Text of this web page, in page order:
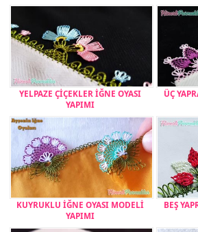
YELPAZE ÇİÇEKLER İĞNE OYASI
YAPIMI
ÜÇ
KUYRUKLU İĞNE OYASI MODELİ
YAPIMI
BEŞ